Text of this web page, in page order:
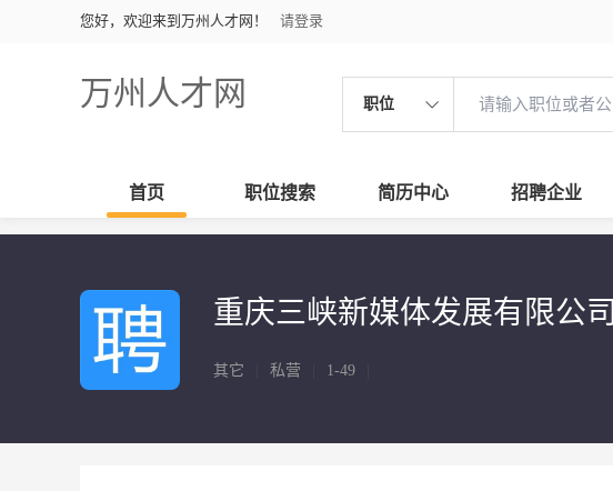
您好，欢迎来到万州人才网！ 请登录
万州人才网 职位
首页 职位搜索 简历中心 招聘企业
重庆三峡新媒体发展有限公司
其它 私营 1-49